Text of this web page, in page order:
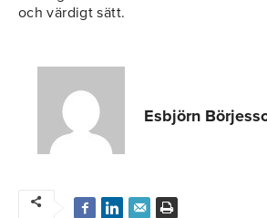
och värdigt sätt.
Esbjörn